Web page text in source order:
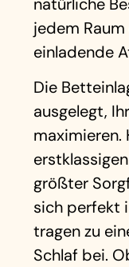
jedem
einladende
Die
ausgelegt,
maximieren.
größter
sich perfekt
tragen zu
Schlaf bei.